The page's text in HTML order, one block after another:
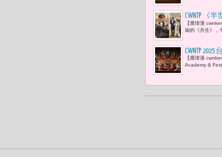
CWNTP 《
旅法長笛
【應瑋漢
瑜的《共生》，
CWNTP
親自領軍
【應瑋漢
Academy &